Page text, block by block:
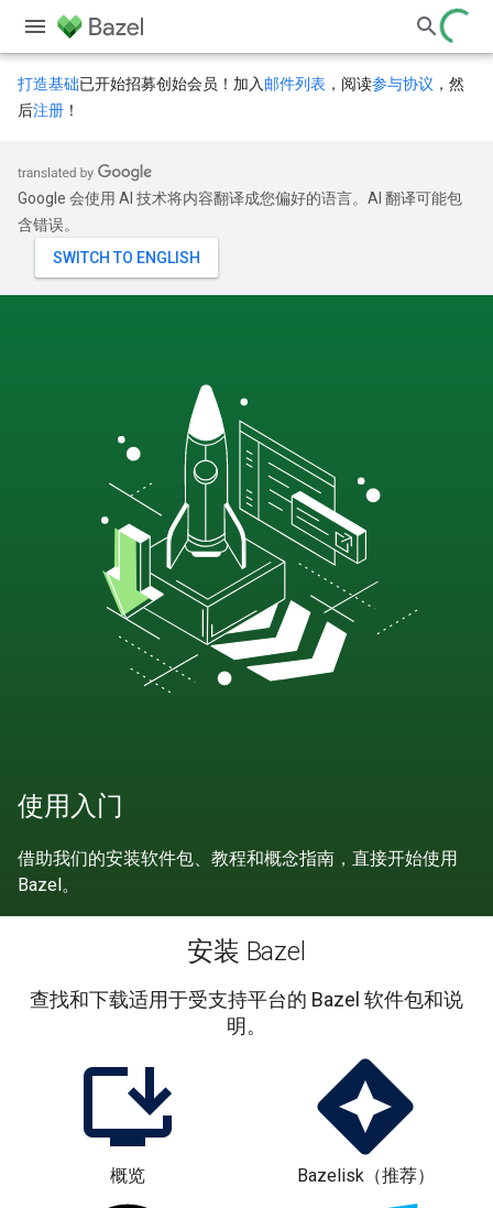
打造基础已开始招募创始会员！加入 邮件列表 ，阅读参与协议 ，然
后注册 ！
Google 会使用 AI 技术将内容翻译成您偏好的语言。AI 翻译可能包
含错误。
使用入门
借助我们的安装软件包、教程和概念指南，直接开始使用
Bazel。
安装 Bazel
查找和下载适用于受支持平台的 Bazel 软件包和说
明。
概览 Bazelisk（推荐）